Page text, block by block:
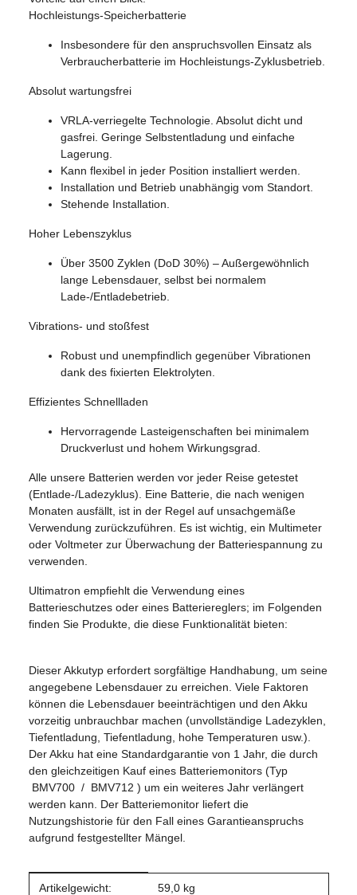
Hochleistungs-Speicherbatterie
Insbesondere für den anspruchsvollen Einsatz als
Verbraucherbatterie im Hochleistungs-Zyklusbetrieb.
Absolut wartungsfrei
VRLA-verriegelte Technologie. Absolut dicht und
gasfrei. Geringe Selbstentladung und einfache
Lagerung.
Kann flexibel in jeder Position installiert werden.
Installation und Betrieb unabhängig vom Standort.
Stehende Installation.
Hoher Lebenszyklus
Über 3500 Zyklen (DoD 30%) – Außergewöhnlich
lange Lebensdauer, selbst bei normalem
Lade-/Entladebetrieb.
Vibrations- und stoßfest
Robust und unempfindlich gegenüber Vibrationen
dank des fixierten Elektrolyten.
Effizientes Schnellladen
Hervorragende Lasteigenschaften bei minimalem
Druckverlust und hohem Wirkungsgrad.
Alle unsere Batterien werden vor jeder Reise getestet
(Entlade-/Ladezyklus). Eine Batterie, die nach wenigen
Monaten ausfällt, ist in der Regel auf unsachgemäße
Verwendung zurückzuführen. Es ist wichtig, ein Multimeter
oder Voltmeter zur Überwachung der Batteriespannung zu
verwenden.
Ultimatron empfiehlt die Verwendung eines
Batterieschutzes oder eines Batteriereglers; im Folgenden
finden Sie Produkte, die diese Funktionalität bieten:
Dieser Akkutyp erfordert sorgfältige Handhabung, um seine
angegebene Lebensdauer zu erreichen. Viele Faktoren
können die Lebensdauer beeinträchtigen und den Akku
vorzeitig unbrauchbar machen (unvollständige Ladezyklen,
Tiefentladung, Tiefentladung, hohe Temperaturen usw.).
Der Akku hat eine Standardgarantie von 1 Jahr, die durch
den gleichzeitigen Kauf eines Batteriemonitors (Typ
BMV700 / BMV712 ) ​​um ein weiteres Jahr verlängert
werden kann. Der Batteriemonitor liefert die
Nutzungshistorie für den Fall eines Garantieanspruchs
aufgrund festgestellter Mängel.
Produkteigenschaft
Wert
Artikelgewicht: 59,0 kg